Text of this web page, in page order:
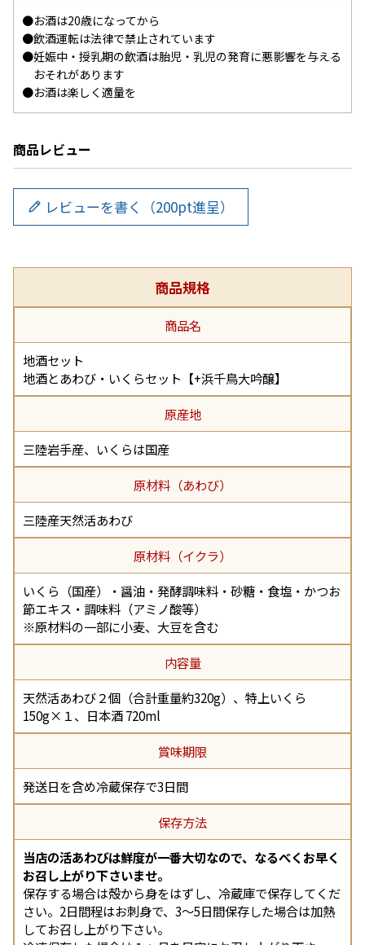
お酒は20歳になってから
飲酒運転は法律で禁止されています
妊娠中・授乳期の飲酒は胎児・乳児の発育に悪影響を与える
おそれがあります
お酒は楽しく適量を
商品レビュー
レビューを書く（200pt進呈）
商品規格
商品名
地酒セット
地酒とあわび・いくらセット【+浜千鳥大吟醸】
原産地
三陸岩手産、いくらは国産
原材料（あわび）
三陸産天然活あわび
原材料（イクラ）
いくら（国産）・醤油・発酵調味料・砂糖・食塩・かつお
節エキス・調味料（アミノ酸等）
※原材料の一部に小麦、大豆を含む
内容量
天然活あわび２個（合計重量約320g）、特上いくら
150g×１、日本酒 720ml
賞味期限
発送日を含め冷蔵保存で3日間
保存方法
当店の活あわびは鮮度が一番大切なので、なるべくお早く
お召し上がり下さいませ。
保存する場合は殻から身をはずし、冷蔵庫で保存してくだ
さい。2日間程はお刺身で、3～5日間保存した場合は加熱
してお召し上がり下さい。